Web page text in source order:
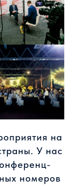
на
У нас
номеров